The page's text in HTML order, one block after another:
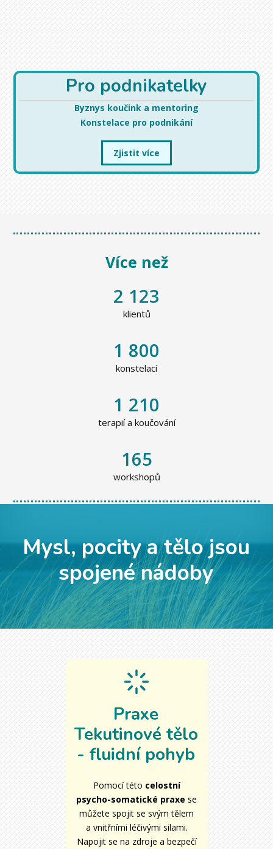
Pro podnikatelky
Byznys koučink a mentoring
Konstelace pro podnikání
Zjistit více
Více než
2 123
klientů
1 800
konstelací
1 210
terapií a koučování
165
workshopů
Mysl, pocity a tělo jsou
spojené nádoby
Praxe
Tekutinové tělo
- fluidní pohyb
Pomocí této celostní
psycho-somatické praxe se
můžete spojit se svým tělem
a vnitřními léčivými silami.
Napojit se na zdroje a bezpečí